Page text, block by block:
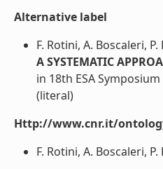
Alternative label
F. Rotini, A. Boscaleri,
A SYSTEMATIC
in 18th ESA
(literal)
Http://www.cnr.it/
F. Rotini, A. Boscaleri,